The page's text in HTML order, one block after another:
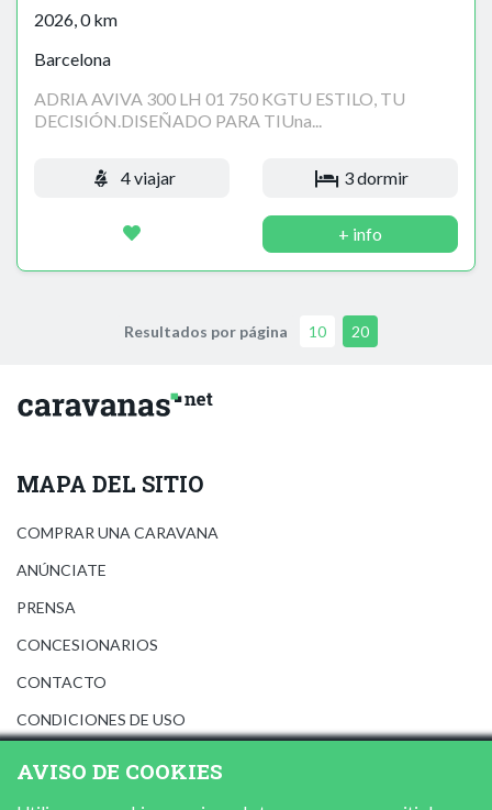
2026, 0 km
Barcelona
ADRIA AVIVA 300 LH 01 750 KGTU ESTILO, TU
DECISIÓN.DISEÑADO PARA TIUna...
4 viajar 3 dormir
+ info
Resultados por página 10 20
MAPA DEL SITIO
COMPRAR UNA CARAVANA
ANÚNCIATE
PRENSA
CONCESIONARIOS
CONTACTO
CONDICIONES DE USO
AVISO DE COOKIES